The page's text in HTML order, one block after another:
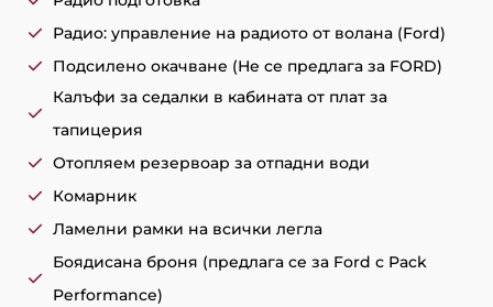
Радио: управление на радиото от волана (Ford)
Подсилено окачване (Не се предлага за FORD)
Калъфи за седалки в кабината от плат за
тапицерия
Отопляем резервоар за отпадни води
Комарник
Ламелни рамки на всички легла
Боядисана броня (предлага се за Ford с Pack
Performance)